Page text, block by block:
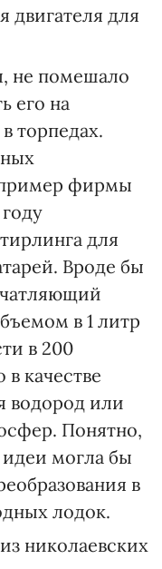
двигателя для
не помешало
его на
торпедах.
фирмы
для
Вроде бы
в 1 литр
в 200
качестве
водород или
Понятно,
могла бы
в
лодок.
николаевских